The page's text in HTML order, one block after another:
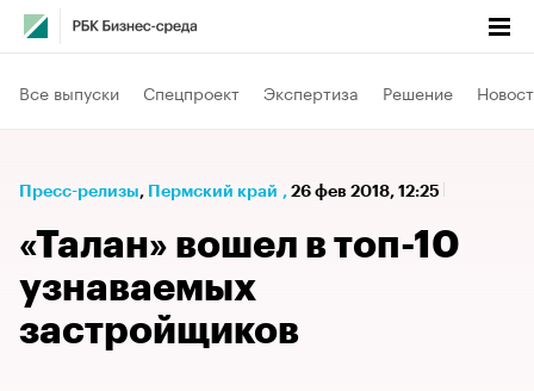
Все выпуски Спецпроект Экспертиза Решение
Пресс-релизы⁠, Пермский край , 26 фев 2018, 12:25
«Талан» вошел в топ-10
узнаваемых
застройщиков